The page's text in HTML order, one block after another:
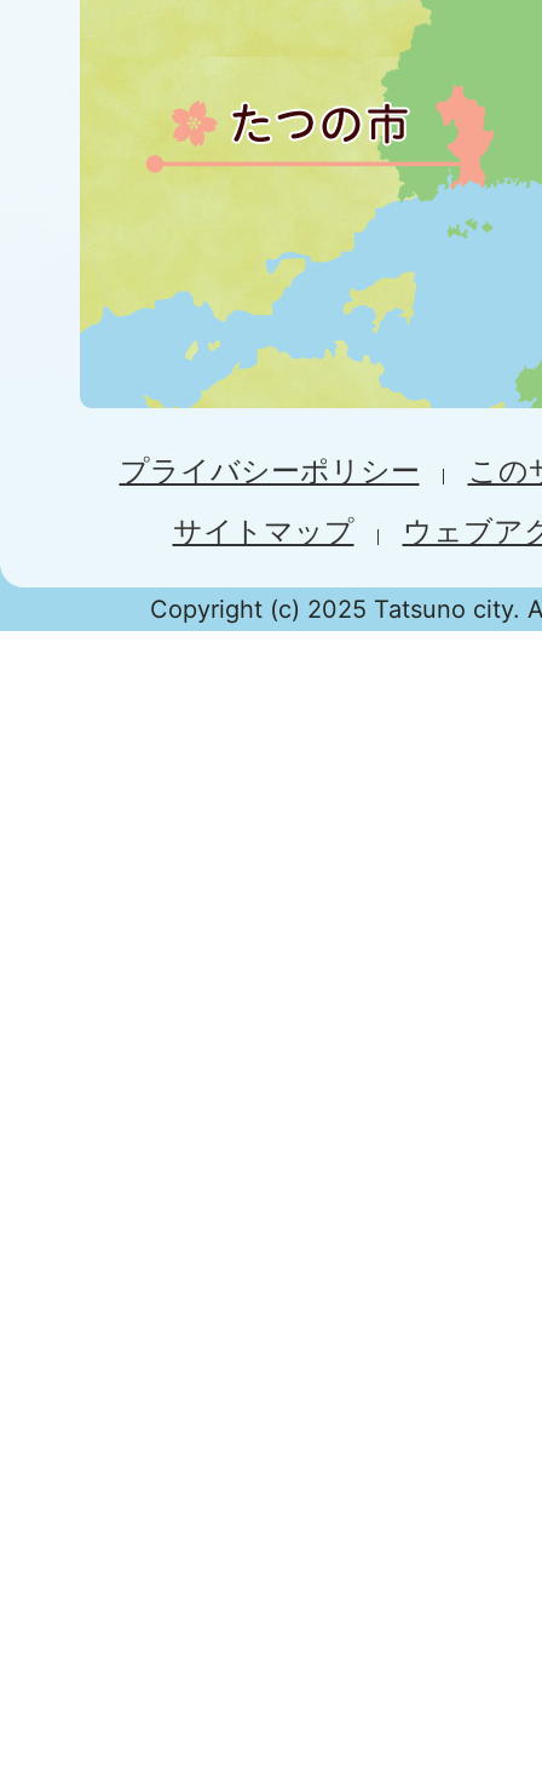
プライバシーポリシー
この
サイトマップ
ウェブア
Copyright (c) 2025 Tatsuno city.